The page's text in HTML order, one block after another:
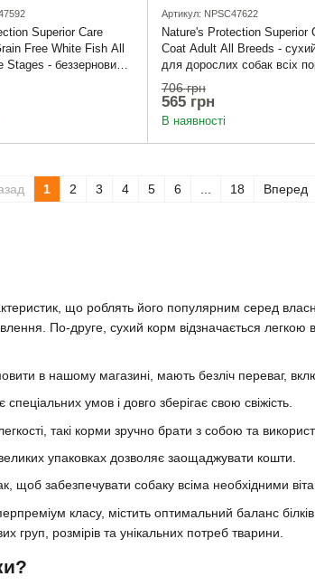
що роблять його популярним серед
По-друге, сухий корм відзначається
в нашому магазині, мають безліч переваг,
умов і довго зберігає свою свіжість.
такі корми зручно брати з собою та
упаковках дозволяє заощаджувати кошти.
щоб забезпечувати собаку всіма необхідними
класу, містить оптимальний баланс білків,
груп, розмірів та унікальних потреб тварини.
Superior Care
Free White Fish All
- беззерновий
собак усіх розмірів
з білою шерстю з
кг
Артикул: NPSC47622
Nature's Protection Superior
Coat Adult All Breeds -
для дорослих собак всіх
чорним забарвленням
706 грн
565 грн
В наявності
1 2 3 4 5 6 ... 18 Вперед